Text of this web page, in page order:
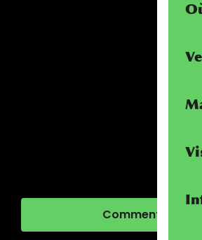
Comment venir ?